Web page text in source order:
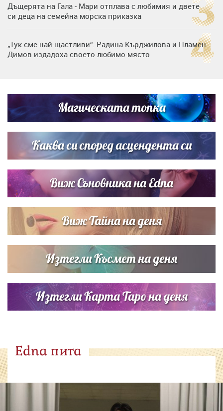
Дъщерята на Гала - Мари отплава с любимия и двете
си деца на семейна морска приказка
„Тук сме най-щастливи“: Радина Кърджилова и Пламен
Димов издадоха своето любимо място
Братя Аргирови я изненадаха с песен
Магическата топка
Каква си според асцендента си
Виж Съновника на Edna
Виж Тайна на деня
Изтегли Късмет на деня
Изтегли Карта Таро на деня
Edna пита